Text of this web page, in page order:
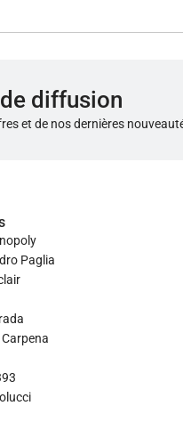
diffusion
et de nos dernières
Paglia